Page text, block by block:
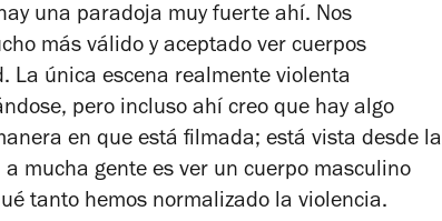
una paradoja muy fuerte ahí. Nos
más válido y aceptado ver cuerpos
La única escena realmente violenta
pero incluso ahí creo que hay algo
en que está filmada; está vista desde la
mucha gente es ver un cuerpo masculino
tanto hemos normalizado la violencia.